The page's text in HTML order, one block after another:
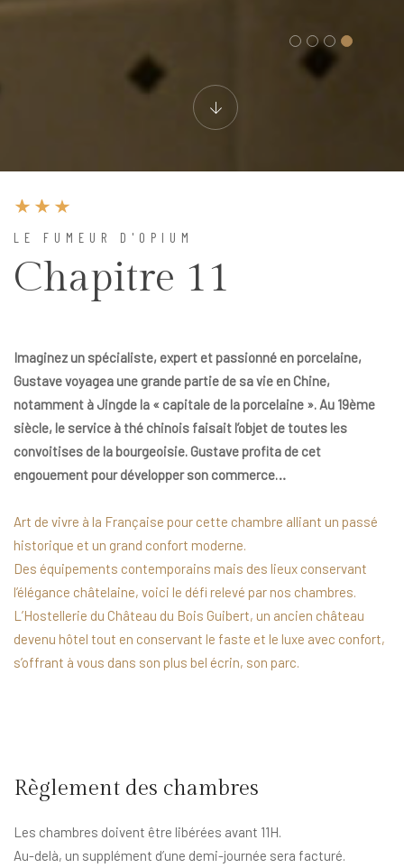
LE FUMEUR D'OPIUM
Chapitre 11
Imaginez un spécialiste, expert et passionné en porcelaine,
Gustave voyagea une grande partie de sa vie en Chine,
notamment à Jingde la « capitale de la porcelaine ». Au 19ème
siècle, le service à thé chinois faisait l’objet de toutes les
convoitises de la bourgeoisie. Gustave profita de cet
engouement pour développer son commerce…
Art de vivre à la Française pour cette chambre alliant un passé
historique et un grand confort moderne.
Des équipements contemporains mais des lieux conservant
l’élégance châtelaine, voici le défi relevé par nos chambres.
L’Hostellerie du Château du Bois Guibert, un ancien château
devenu hôtel tout en conservant le faste et le luxe avec confort,
s’offrant à vous dans son plus bel écrin, son parc.
Règlement des chambres
Les chambres doivent être libérées avant 11H.
Au-delà, un supplément d’une demi-journée sera facturé.